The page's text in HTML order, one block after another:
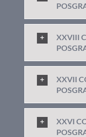
XXVIII
XXVII
XXVI